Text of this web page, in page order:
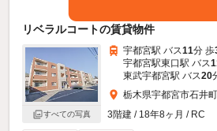
リベラルコートの賃貸物件
すべての写真
宇都宮駅 バス11分 歩
宇都宮駅東口駅 バス
東武宇都宮駅 バス20
栃木県宇都宮市石井町
3階建 / 18年8ヶ月 / RC